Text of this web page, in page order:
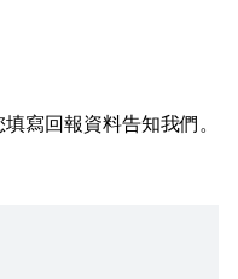
寫回報資料告知我們。